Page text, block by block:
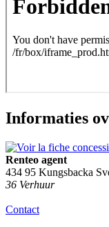
Informaties
Renteo agent
434 95 Kungsbacka
36 Verhuur
Contact